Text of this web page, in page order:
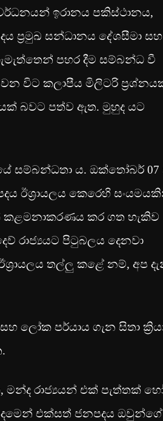
ඉරානය පකිස්ථානය,
ප්‍රමුඛ සන්ධානය දේශසීමා සහ
පහර දීම සම්බන්ධ වී
විට කලාපීය මිලිටරි
බවට පත්ව ඇත. මුහුද යට
සම්බන්ධතා ය. ඔක්තෝබර්
ඊශ්‍රායලය කෙරෙහි
කළමනාකරණය කර ගත හැකිව
රාජ්‍යයට පිටුබලය දෙනවා
තල්ලු කළේ නම්, අප
පර්යාය ගැන සිතා
මන්ද රාජ්‍යයන් එක් පැත්තක්
එක්සත් ජනපදය ඔවුන්ගේ